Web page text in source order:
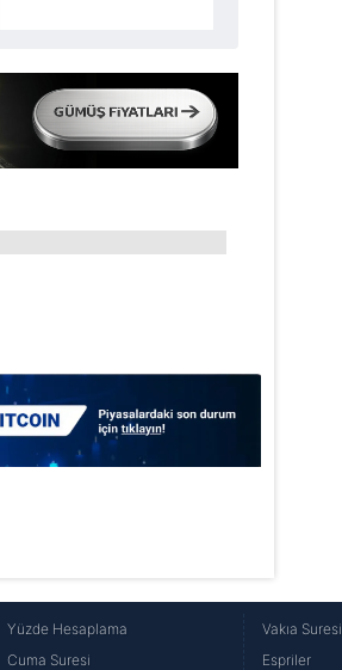
hazırlanmış Aydınlatma Metnimizi
için lütfentıklayınız
Yüzde Hesaplama
Cuma Suresi
Vakıa Suresi
Espriler